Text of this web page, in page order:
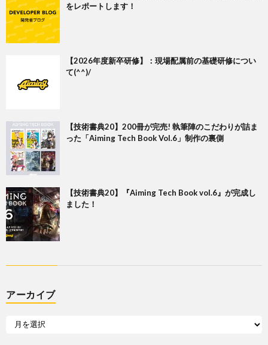
をレポートします！
【2026年度新卒研修】：現場配属前の基礎研修につい
て(^^)/
【技術書典20】200冊が完売! 執筆陣のこだわりが詰ま
った「Aiming Tech Book Vol.6」制作の裏側
【技術書典20】『Aiming Tech Book vol.6』が完成し
ました！
アーカイブ